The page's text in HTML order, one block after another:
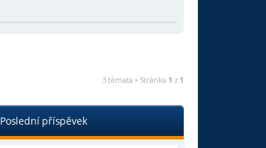
3 témata • Stránka 1 z 1
Poslední příspěvek